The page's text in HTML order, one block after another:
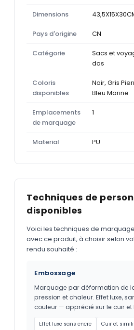
Dimensions
Pays d'origine CN
Catégorie
Sacs et
dos
Coloris
disponibles
Noir, Gris
Bleu Marine
Emplacements
de marquage
1
Material PU
Techniques de
disponibles
Voici les techniques de
avec ce produit, à choisir selon
rendu souhaité :
Embossage
Marquage par déformation de
pression et chaleur. Effet luxe,
couleur — apprécié sur le cuir et
Effet luxe sans encre Cuir et